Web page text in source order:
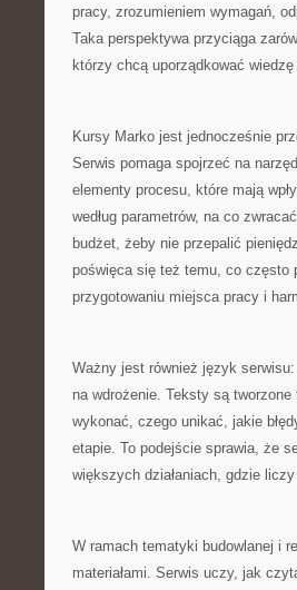
pracy, zrozumieniem wymagań,
Taka perspektywa przyciąga
którzy chcą uporządkować
Kursy Marko jest jednocześnie
Serwis pomaga spojrzeć na
elementy procesu, które mają
według parametrów, na co
budżet, żeby nie przepalić
poświęca się też temu, co często
przygotowaniu miejsca pracy i
Ważny jest również język
na wdrożenie. Teksty są
wykonać, czego unikać, jakie
etapie. To podejście sprawia, że
większych działaniach, gdzie
W ramach tematyki budowlanej i
materiałami. Serwis uczy, jak